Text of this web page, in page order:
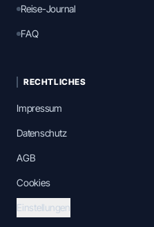
Reise-Journal
FAQ
RECHTLICHES
Impressum
Datenschutz
AGB
Cookies
Einstellungen